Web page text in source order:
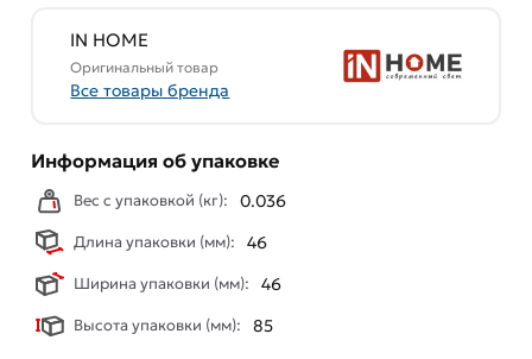
IN HOME
Оригинальный товар
Все товары бренда
Информация об упаковке
Вес с упаковкой (кг): 0.036
Длина упаковки (мм): 46
Ширина упаковки (мм): 46
Высота упаковки (мм): 85